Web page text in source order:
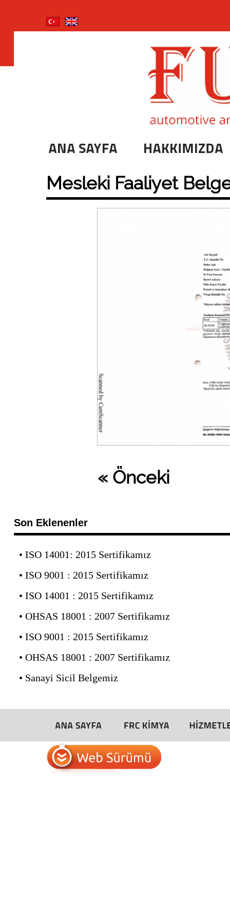
Mesleki Faaliyet
« Önceki
Son Eklenenler
• ISO 14001: 2015 Sertifikamız
• ISO 9001 : 2015 Sertifikamız
• ISO 14001 : 2015 Sertifikamız
• OHSAS 18001 : 2007 Sertifikamız
• ISO 9001 : 2015 Sertifikamız
• OHSAS 18001 : 2007 Sertifikamız
• Sanayi Sicil Belgemiz